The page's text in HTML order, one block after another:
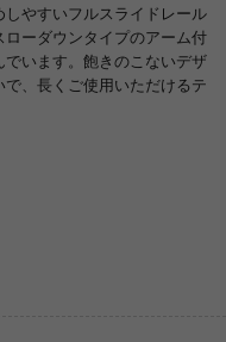
やすいフルスライドレール
ーダウンタイプのアーム付
います。飽きのこないデザ
、長くご使用いただけるテ